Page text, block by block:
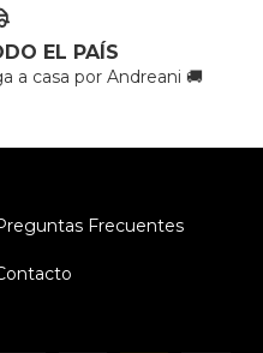
EL PAÍS
a casa por Andreani 🚚
Frecuentes